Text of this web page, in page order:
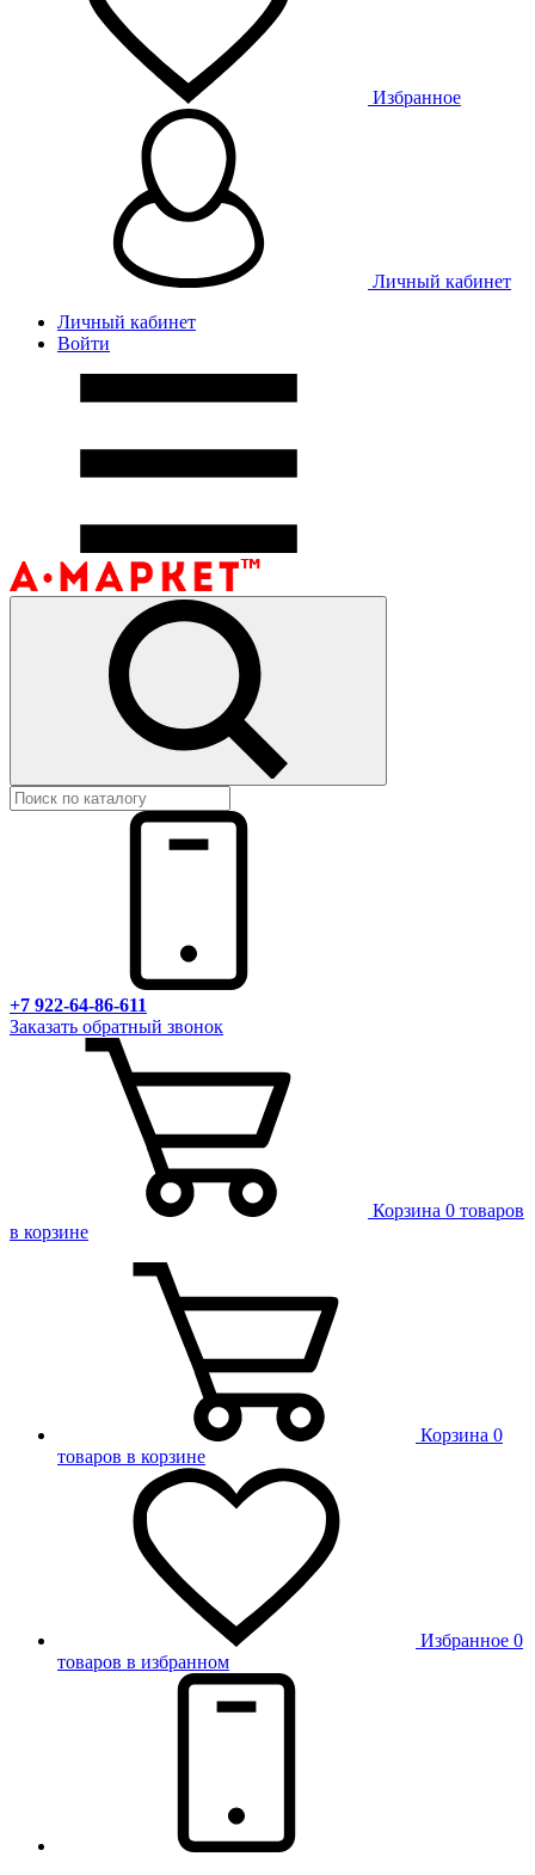
Избранное
Личный кабинет
Личный кабинет
Войти
+7 922-64-86-611
Заказать обратный звонок
Корзина 0 товаров
в корзине
Корзина 0
товаров в корзине
Избранное 0
товаров в избранном